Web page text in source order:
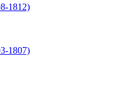
1812)
1807)